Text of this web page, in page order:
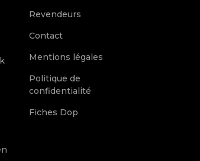
Revendeurs
Contact
Mentions légales
Politique de
confidentialité
Fiches Dop